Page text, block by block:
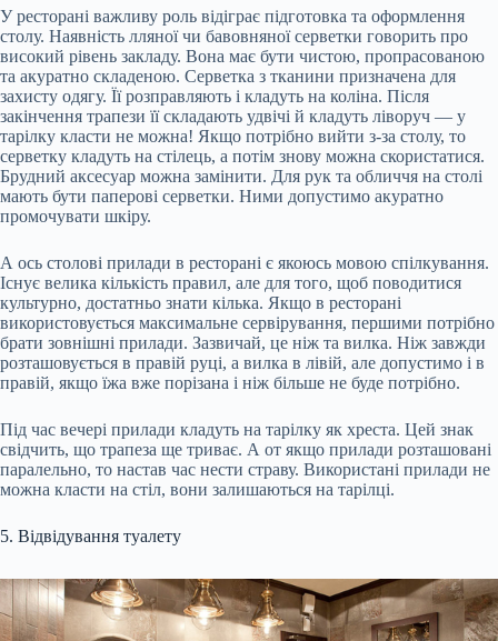
У ресторані важливу роль відіграє підготовка та оформлення
столу. Наявність лляної чи бавовняної серветки говорить про
високий рівень закладу. Вона має бути чистою, пропрасованою
та акуратно складеною. Серветка з тканини призначена для
захисту одягу. Її розправляють і кладуть на коліна. Після
закінчення трапези її складають удвічі й кладуть ліворуч — у
тарілку класти не можна! Якщо потрібно вийти з-за столу, то
серветку кладуть на стілець, а потім знову можна скористатися.
Брудний аксесуар можна замінити. Для рук та обличчя на столі
мають бути паперові серветки. Ними допустимо акуратно
промочувати шкіру.
А ось столові прилади в ресторані є якоюсь мовою спілкування.
Існує велика кількість правил, але для того, щоб поводитися
культурно, достатньо знати кілька. Якщо в ресторані
використовується максимальне сервірування, першими потрібно
брати зовнішні прилади. Зазвичай, це ніж та вилка. Ніж завжди
розташовується в правій руці, а вилка в лівій, але допустимо і в
правій, якщо їжа вже порізана і ніж більше не буде потрібно.
Під час вечері прилади кладуть на тарілку як хреста. Цей знак
свідчить, що трапеза ще триває. А от якщо прилади розташовані
паралельно, то настав час нести страву. Використані прилади не
можна класти на стіл, вони залишаються на тарілці.
5. Відвідування туалету